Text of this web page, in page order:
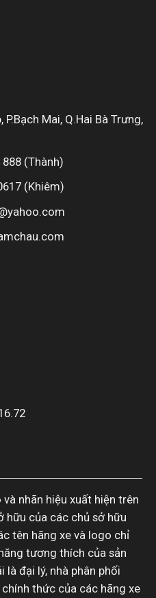
Mai, Q.Hai Bà Trưng,
(Thành)
(Khiêm)
nhãn hiệu xuất hiện trên
hữu của các chủ sở hữu
tên hãng xe và logo chỉ
tương thích của sản
là đại lý, nhà phân phối
thức của các hãng xe